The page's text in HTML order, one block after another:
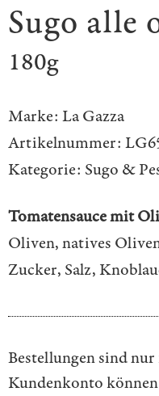
Sugo alle
180g
Marke: La Gazza
Artikelnummer:
Kategorie: Sugo &
Tomatensauce mit
Oliven, natives
Zucker, Salz,
Bestellungen sind
Kundenkonto